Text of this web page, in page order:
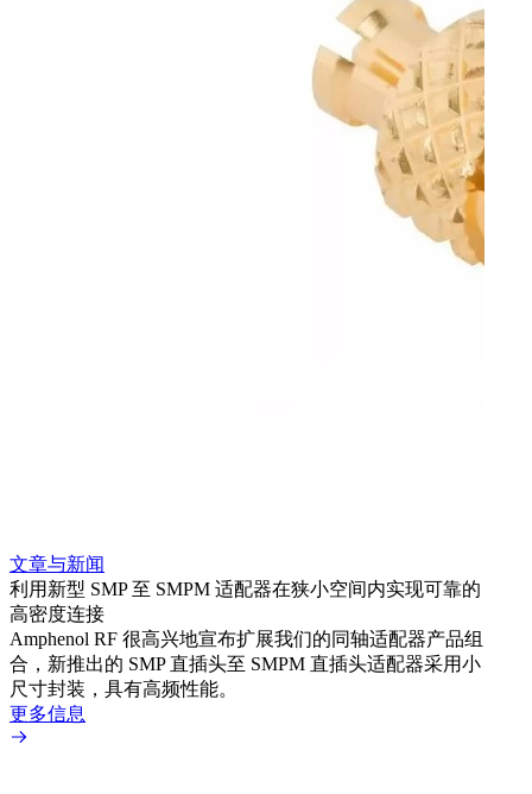
文章与新闻
利用新型 SMP 至 SMPM 适配器在狭小空间内实现可靠的
高密度连接
Amphenol RF 很高兴地宣布扩展我们的同轴适配器产品组
合，新推出的 SMP 直插头至 SMPM 直插头适配器采用小
尺寸封装，具有高频性能。
更多信息